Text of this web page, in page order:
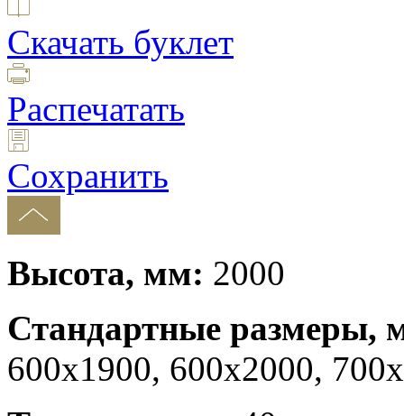
Скачать буклет
Распечатать
Сохранить
Высота, мм: 2000
Стандартные размеры,
600x1900, 600x2000,